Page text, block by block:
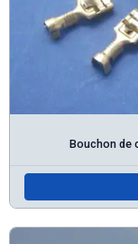
Bouchon de